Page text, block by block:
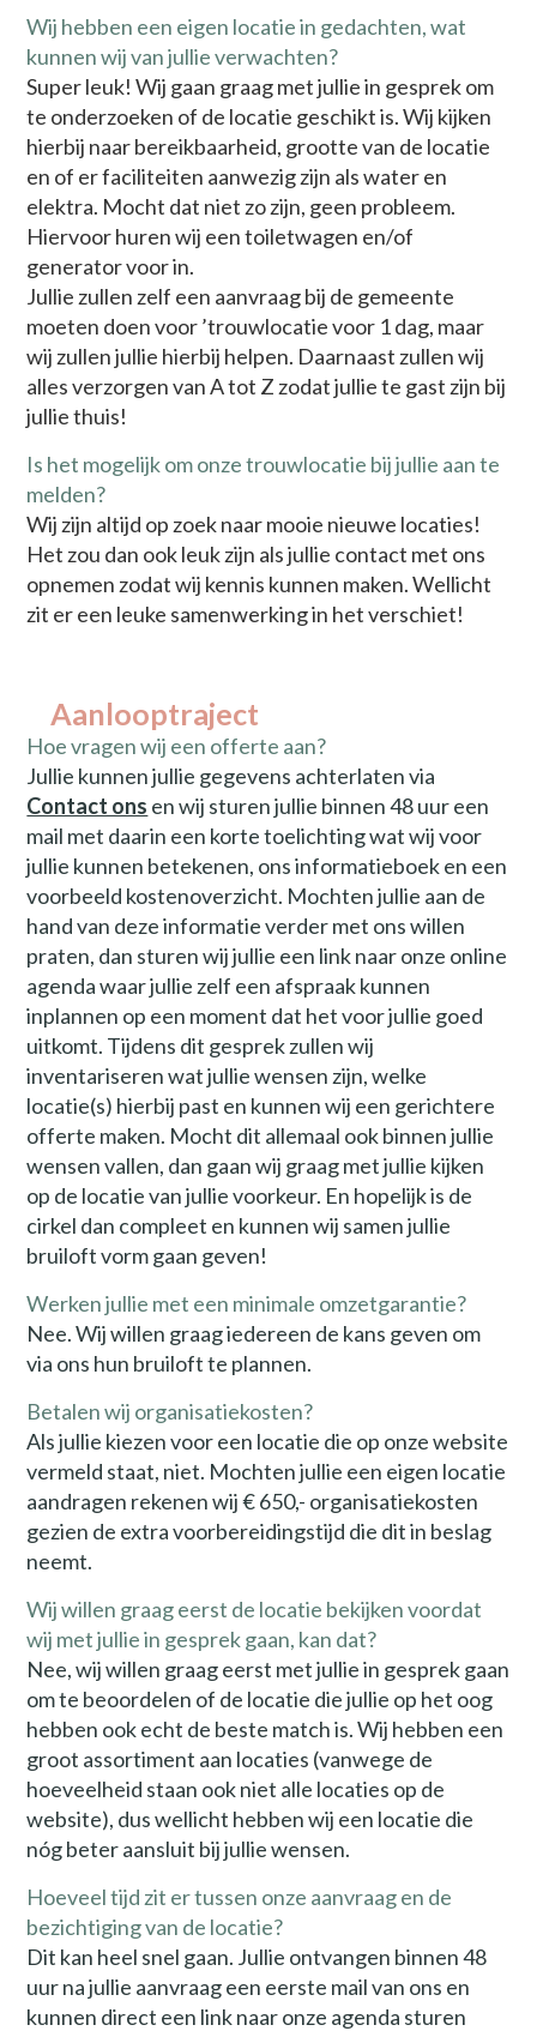
Wij hebben een eigen locatie in gedachten, wat
kunnen wij van jullie verwachten?
Super leuk! Wij gaan graag met jullie in gesprek om
te onderzoeken of de locatie geschikt is. Wij kijken
hierbij naar bereikbaarheid, grootte van de locatie
en of er faciliteiten aanwezig zijn als water en
elektra. Mocht dat niet zo zijn, geen probleem.
Hiervoor huren wij een toiletwagen en/of
generator voor in.
Jullie zullen zelf een aanvraag bij de gemeente
moeten doen voor ’trouwlocatie voor 1 dag, maar
wij zullen jullie hierbij helpen. Daarnaast zullen wij
alles verzorgen van A tot Z zodat jullie te gast zijn bij
jullie thuis!
Is het mogelijk om onze trouwlocatie bij jullie aan te
melden?
Wij zijn altijd op zoek naar mooie nieuwe locaties!
Het zou dan ook leuk zijn als jullie contact met ons
opnemen zodat wij kennis kunnen maken. Wellicht
zit er een leuke samenwerking in het verschiet!
Aanlooptraject
Hoe vragen wij een offerte aan?
Jullie kunnen jullie gegevens achterlaten via
Contact ons en wij sturen jullie binnen 48 uur een
mail met daarin een korte toelichting wat wij voor
jullie kunnen betekenen, ons informatieboek en een
voorbeeld kostenoverzicht. Mochten jullie aan de
hand van deze informatie verder met ons willen
praten, dan sturen wij jullie een link naar onze online
agenda waar jullie zelf een afspraak kunnen
inplannen op een moment dat het voor jullie goed
uitkomt. Tijdens dit gesprek zullen wij
inventariseren wat jullie wensen zijn, welke
locatie(s) hierbij past en kunnen wij een gerichtere
offerte maken. Mocht dit allemaal ook binnen jullie
wensen vallen, dan gaan wij graag met jullie kijken
op de locatie van jullie voorkeur. En hopelijk is de
cirkel dan compleet en kunnen wij samen jullie
bruiloft vorm gaan geven!
Werken jullie met een minimale omzetgarantie?
Nee. Wij willen graag iedereen de kans geven om
via ons hun bruiloft te plannen.
Betalen wij organisatiekosten?
Als jullie kiezen voor een locatie die op onze website
vermeld staat, niet. Mochten jullie een eigen locatie
aandragen rekenen wij € 650,- organisatiekosten
gezien de extra voorbereidingstijd die dit in beslag
neemt.
Wij willen graag eerst de locatie bekijken voordat
wij met jullie in gesprek gaan, kan dat?
Nee, wij willen graag eerst met jullie in gesprek gaan
om te beoordelen of de locatie die jullie op het oog
hebben ook echt de beste match is. Wij hebben een
groot assortiment aan locaties (vanwege de
hoeveelheid staan ook niet alle locaties op de
website), dus wellicht hebben wij een locatie die
nóg beter aansluit bij jullie wensen.
Hoeveel tijd zit er tussen onze aanvraag en de
bezichtiging van de locatie?
Dit kan heel snel gaan. Jullie ontvangen binnen 48
uur na jullie aanvraag een eerste mail van ons en
kunnen direct een link naar onze agenda sturen